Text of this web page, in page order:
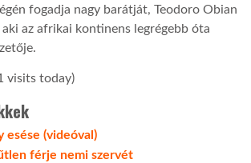
fogadja nagy barátját, Teodoro Obian
az afrikai kontinens legrégebb óta
visits today)
esése (videóval)
férje nemi szervét